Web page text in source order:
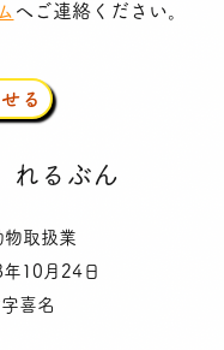
へご連絡ください。
る
れるぶん
取扱業
10月24日
喜名